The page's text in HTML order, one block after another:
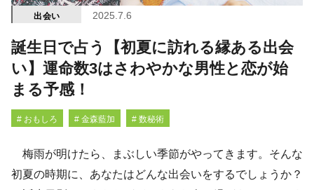
出会い 2025.7.6
誕生日で占う【初夏に訪れる縁ある出会
い】運命数3はさわやかな男性と恋が始
まる予感！
# おもしろ # 金森藍加 # 数秘術
梅雨が明けたら、まぶしい季節がやってきます。そんな
初夏の時期に、あなたはどんな出会いをするでしょうか？